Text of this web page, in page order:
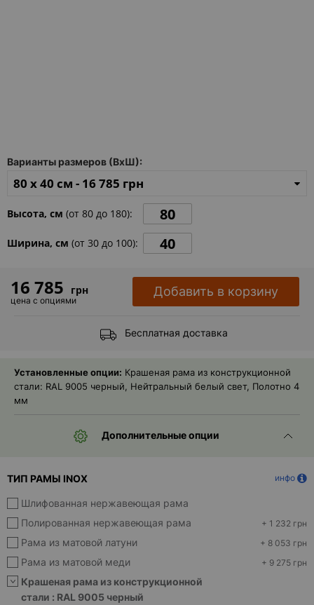
Варианты размеров (ВхШ):
80 x 40 см - 16 785 грн
Высота, см (от 80 до 180):
Ширина, см (от 30 до 100):
16 785 грн
цена с опциями
Добавить в корзину
Бесплатная доставка
Установленные опции: Крашеная рама из конструкционной
стали: RAL 9005 черный, Нейтральный белый свет, Полотно 4
мм
Дополнительные опции
ТИП РАМЫ INOX инфо
Шлифованная нержавеющая рама
Полированная нержавеющая рама
+ 1 232 грн
Рама из матовой латуни + 8 053 грн
Рама из матовой меди + 9 275 грн
Крашеная рама из конструкционной
стали : RAL 9005 черный